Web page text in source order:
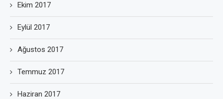
Ekim 2017
Eylül 2017
Ağustos 2017
Temmuz 2017
Haziran 2017